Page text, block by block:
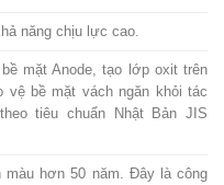
năng chịu lực cao.
mặt Anode, tạo lớp oxit trên
vệ bề mặt vách ngăn khỏi tác
tiêu chuẩn Nhật Bản JIS
màu hơn 50 năm. Đây là công